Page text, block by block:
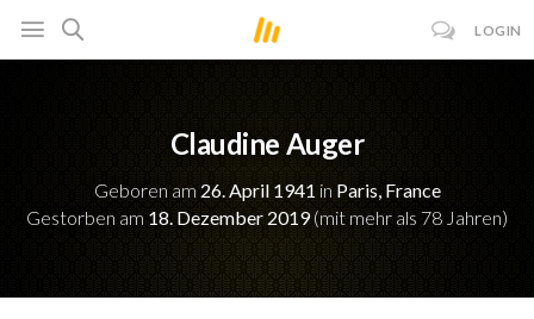
LOGIN
Claudine Auger
Geboren am 26. April 1941 in Paris, France
Gestorben am 18. Dezember 2019(mit mehr als 78 Jahren)